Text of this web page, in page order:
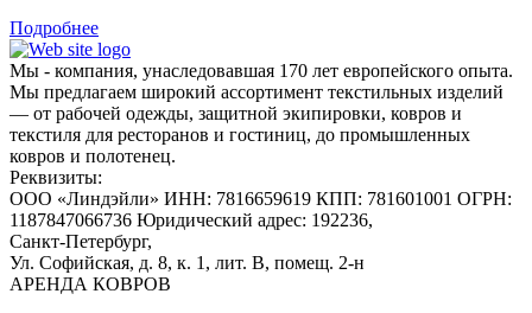
Подробнее
Мы - компания, унаследовавшая 170 лет европейского опыта.
Мы предлагаем широкий ассортимент текстильных изделий
— от рабочей одежды, защитной экипировки, ковров и
текстиля для ресторанов и гостиниц, до промышленных
ковров и полотенец.
Реквизиты:
ООО «Линдэйли» ИНН: 7816659619 КПП: 781601001 ОГРН:
1187847066736 Юридический адрес: 192236,
Санкт-Петербург,
Ул. Софийская, д. 8, к. 1, лит. В, помещ. 2-н
АРЕНДА КОВРОВ